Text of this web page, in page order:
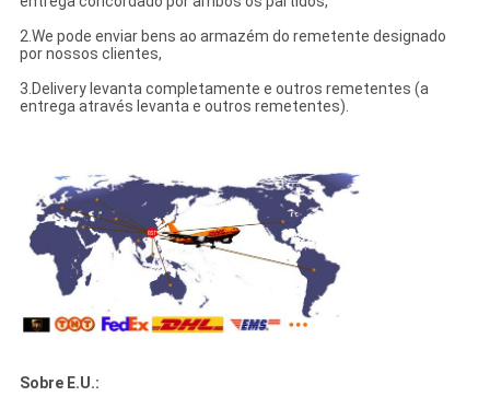
2.We pode enviar bens ao armazém do remetente designado
por nossos clientes,
3.Delivery levanta completamente e outros remetentes (a
entrega através levanta e outros remetentes).
Sobre E.U.: